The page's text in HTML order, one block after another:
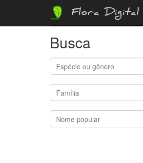
Flora Digital
Busca